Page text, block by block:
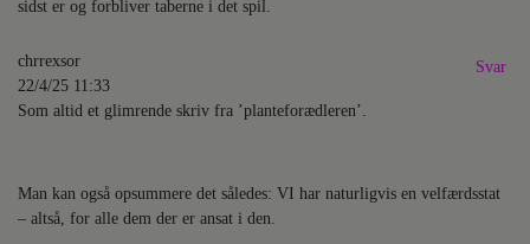
sidst er og forbliver taberne i det spil.
chrrexsor
22/4/25 11:33
Som altid et glimrende skriv fra ’planteforædleren’.
Man kan også opsummere det således: VI har naturligvis en velfærdsstat
– altså, for alle dem der er ansat i den.
Svar